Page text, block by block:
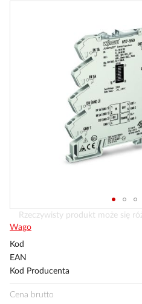
Przejdź
na
początek
Rzeczywisty produkt może się
Wago
Kod
EAN
Kod Producenta
Cena brutto